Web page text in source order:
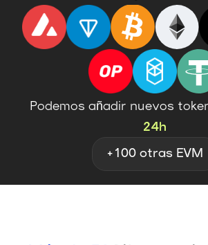
Podemos añadir nuevos
24h
+100 otras EVM